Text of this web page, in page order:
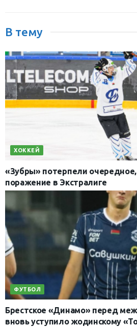
В тему
ХОККЕЙ
«Зубры» потерпели
поражение в Экстралиге
ФУТБОЛ
Брестское «Динамо» перед
вновь уступило жодинскому